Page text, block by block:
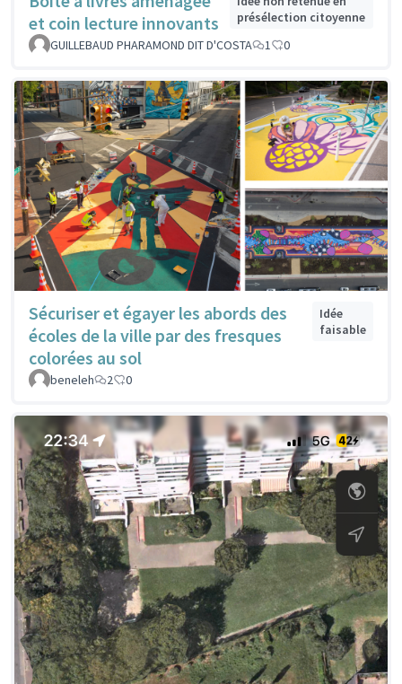
et coin lecture innovants
présélection citoyenne
GUILLEBAUD PHARAMOND DIT D'COSTA
1 0
Sécuriser et égayer les abords des
écoles de la ville par des fresques
colorées au sol
Idée
faisable
beneleh 2 0